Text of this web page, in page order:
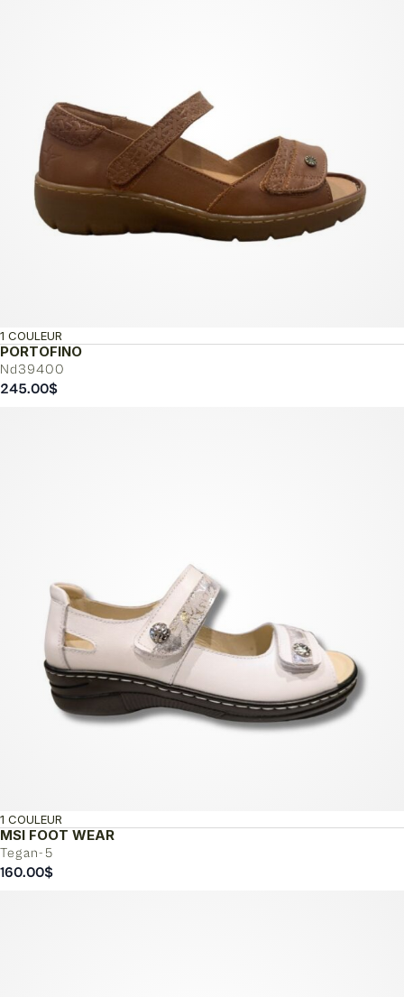
PORTOFINO
Nd39400
1 COULEUR
245.00$
MSI FOOT WEAR
Tegan-5
1 COULEUR
160.00$